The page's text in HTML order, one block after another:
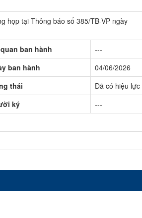
họp tại Thông báo số 385/TB-VP ngày
ban hành
---
ban hành
04/06/2026
thái
Đã có hiệu lực
ký
---